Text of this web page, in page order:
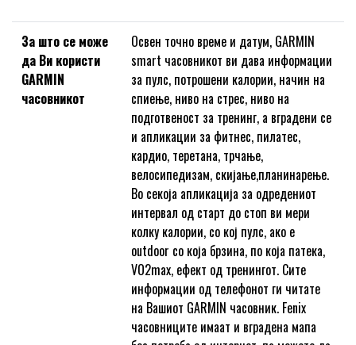
За што се може
да Ви користи
GARMIN
часовникот
Освен точно време и датум, GARMIN
smart часовникот ви дава информации
за пулс, потрошени калории, начин на
спиење, ниво на стрес, ниво на
подготвеност за тренинг, а вградени се
и апликации за фитнес, пилатес,
кардио, теретана, трчање,
велосипедизам, скијање,планинарење.
Во секоја апликација за одредениот
интервал од старт до стоп ви мери
колку калории, со кој пулс, ако е
outdoor со која брзина, по која патека,
VO2max, ефект од тренингот. Сите
информации од телефонот ги читате
на Вашиот GARMIN часовник. Fenix
часовниците имаат и вградена мапа